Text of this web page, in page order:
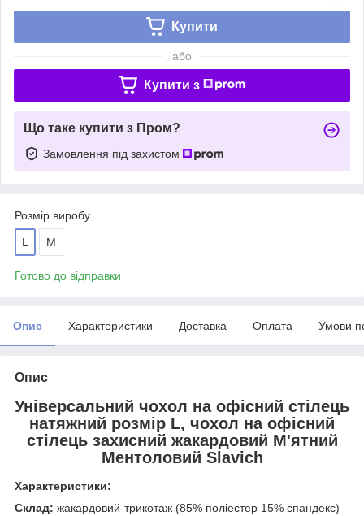
Купити
або
Купити з
Що таке купити з Пром?
Замовлення під захистом
Розмір виробу
L M
Готово до відправки
Опис Характеристики Доставка Оплата Умови
Опис
Універсальний чохол на офісний стілець
натяжний розмір L, чохол на офісний
стілець захисний жакардовий М'ятний
Ментоловий Slavich
Характеристики:
Склад: жакардовий-трикотаж (85% поліестер 15% спандекс)